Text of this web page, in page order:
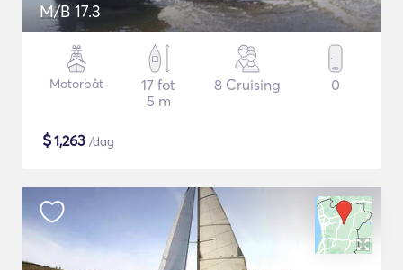
M/B 17.3
Motorbåt
17 fot
5 m
8 Cruising 0
$1,263 /dag